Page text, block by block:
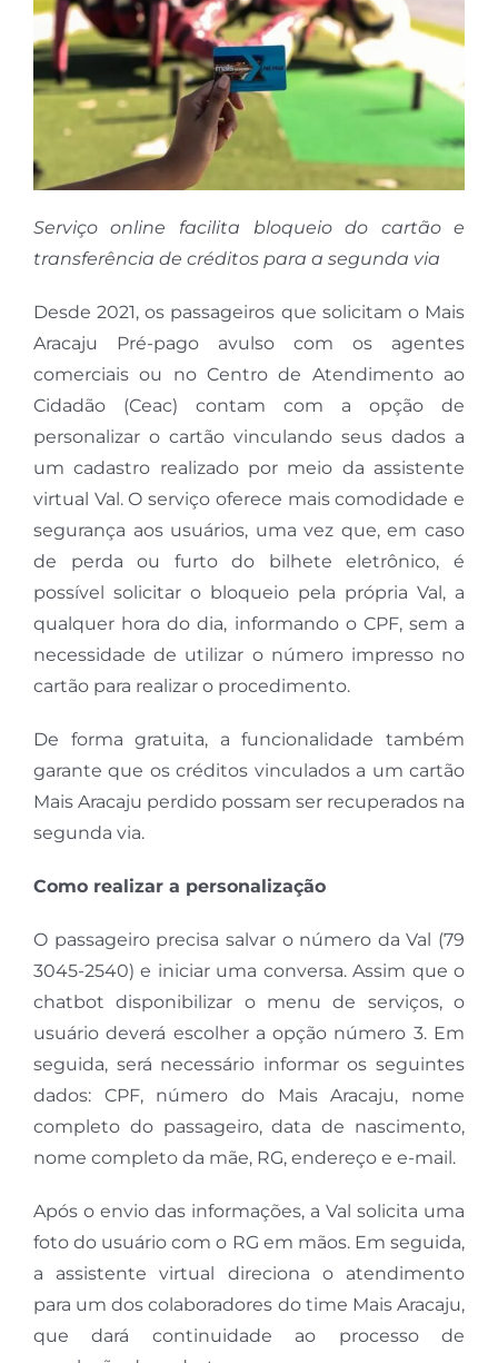
Serviço online facilita bloqueio do cartão e
transferência de créditos para a segunda via
Desde 2021, os passageiros que solicitam o Mais
Aracaju Pré-pago avulso com os agentes
comerciais ou no Centro de Atendimento ao
Cidadão (Ceac) contam com a opção de
personalizar o cartão vinculando seus dados a
um cadastro realizado por meio da assistente
virtual Val. O serviço oferece mais comodidade e
segurança aos usuários, uma vez que, em caso
de perda ou furto do bilhete eletrônico, é
possível solicitar o bloqueio pela própria Val, a
qualquer hora do dia, informando o CPF, sem a
necessidade de utilizar o número impresso no
cartão para realizar o procedimento.
De forma gratuita, a funcionalidade também
garante que os créditos vinculados a um cartão
Mais Aracaju perdido possam ser recuperados na
segunda via.
Como realizar a personalização
O passageiro precisa salvar o número da Val (79
3045-2540) e iniciar uma conversa. Assim que o
chatbot disponibilizar o menu de serviços, o
usuário deverá escolher a opção número 3. Em
seguida, será necessário informar os seguintes
dados: CPF, número do Mais Aracaju, nome
completo do passageiro, data de nascimento,
nome completo da mãe, RG, endereço e e-mail.
Após o envio das informações, a Val solicita uma
foto do usuário com o RG em mãos. Em seguida,
a assistente virtual direciona o atendimento
para um dos colaboradores do time Mais Aracaju,
que dará continuidade ao processo de